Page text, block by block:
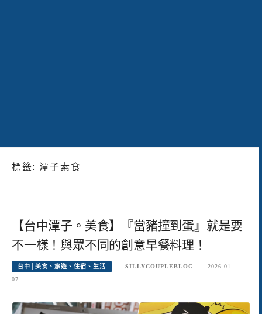
標籤: 潭子素食
【台中潭子。美食】『當豬撞到蛋』就是要
不一樣！與眾不同的創意早餐料理！
台中│美食、旅遊、住宿、生活 SILLYCOUPLEBLOG
2026-01-
07